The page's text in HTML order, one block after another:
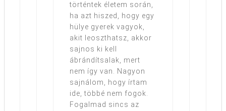
történtek életem során,
ha azt hiszed, hogy egy
hülye gyerek vagyok,
akit leoszthatsz, akkor
sajnos ki kell
ábrándítsalak, mert
nem így van. Nagyon
sajnálom, hogy írtam
ide, többé nem fogok.
Fogalmad sincs az